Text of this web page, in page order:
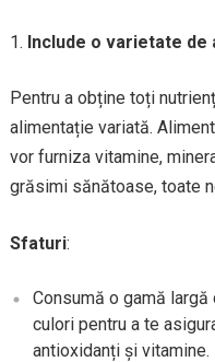
Include o varietate de
Pentru a obține toți
alimentație variată.
vor furniza vitamine,
grăsimi sănătoase, toate
Sfaturi:
Consumă o gamă
culori pentru a te
antioxidanți și vitamine.